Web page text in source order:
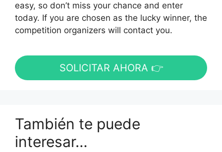
easy, so don’t miss your chance and enter
today. If you are chosen as the lucky winner, the
competition organizers will contact you.
SOLICITAR AHORA 👉
También te puede
interesar…